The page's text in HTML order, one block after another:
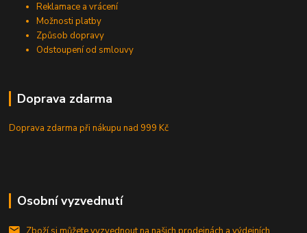
Reklamace a vrácení
Možnosti platby
Způsob dopravy
Odstoupení od smlouvy
Doprava zdarma
Doprava zdarma při nákupunad 999 Kč
Osobní vyzvednutí